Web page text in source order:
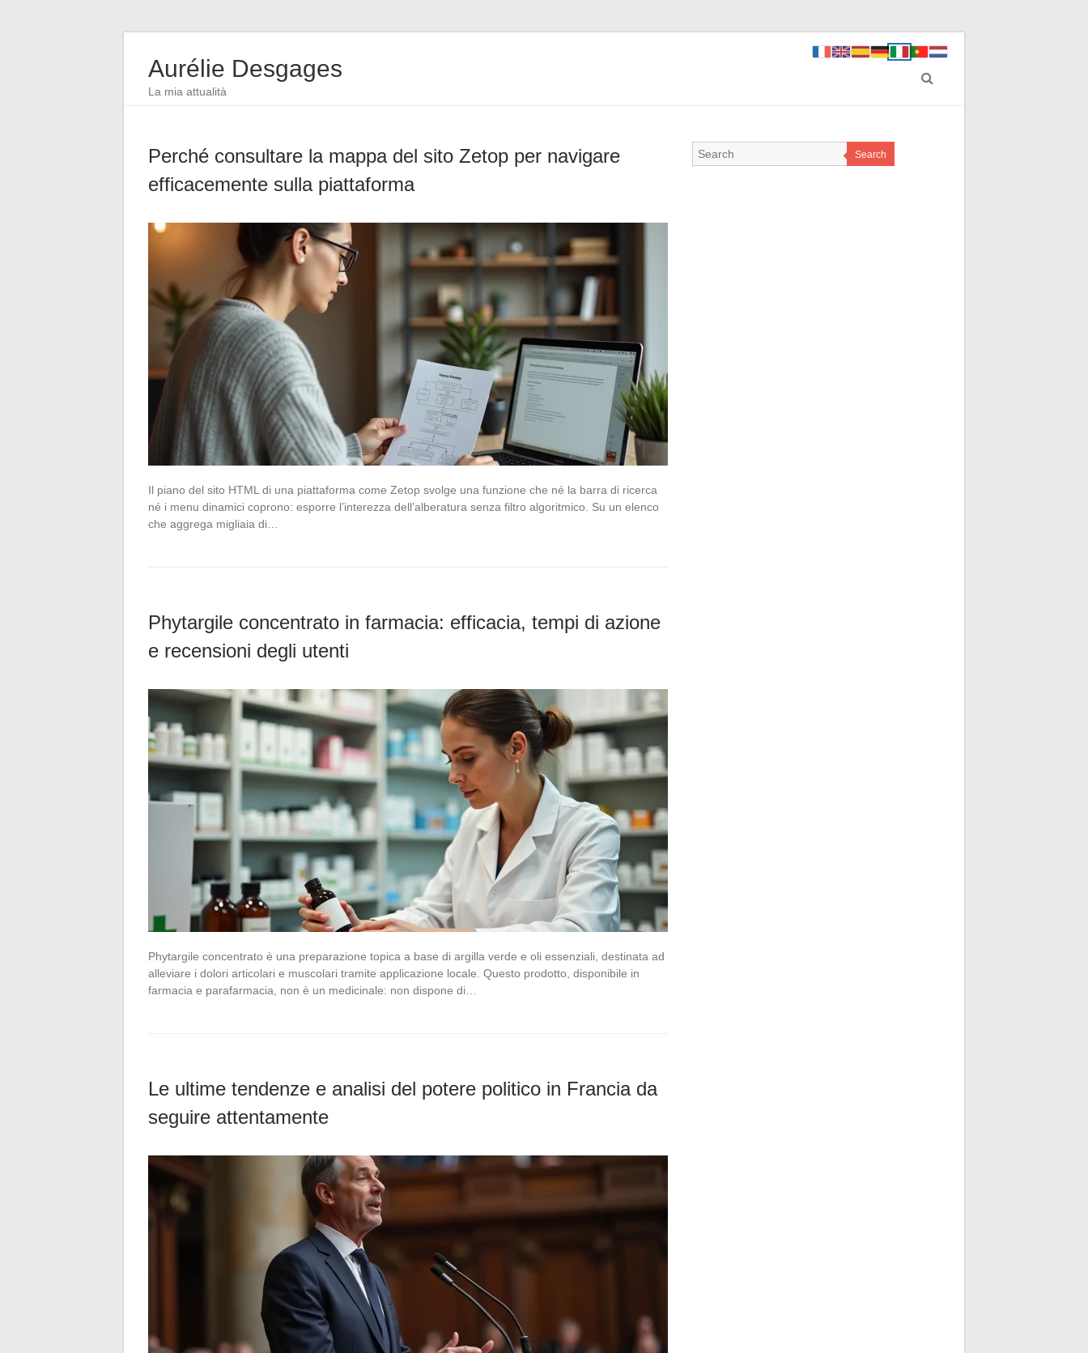
Aurélie Desgages
La mia attualità
Perché consultare la mappa del sito Zetop per navigare
efficacemente sulla piattaforma
Il piano del sito HTML di una piattaforma come Zetop svolge una funzione che né la barra di ricerca
né i menu dinamici coprono: esporre l’interezza dell’alberatura senza filtro algoritmico. Su un elenco
che aggrega migliaia di…
Phytargile concentrato in farmacia: efficacia, tempi di azione
e recensioni degli utenti
Phytargile concentrato è una preparazione topica a base di argilla verde e oli essenziali, destinata ad
alleviare i dolori articolari e muscolari tramite applicazione locale. Questo prodotto, disponibile in
farmacia e parafarmacia, non è un medicinale: non dispone di…
Le ultime tendenze e analisi del potere politico in Francia da
seguire attentamente
Search